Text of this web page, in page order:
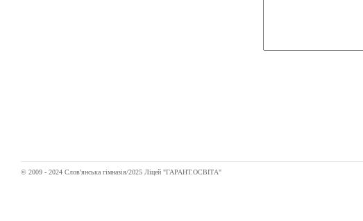
© 2009 - 2024 Слов'янська гімназія/2025 Ліцей "ГАРАНТ.ОСВІТА"